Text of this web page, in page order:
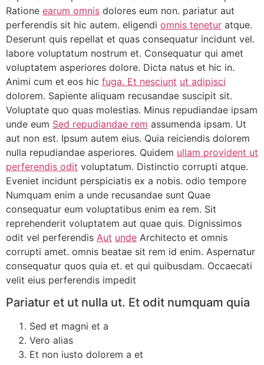
Ratione earum omnis dolores eum non. pariatur aut
perferendis sit hic autem. eligendi omnis tenetur atque.
Deserunt quis repellat et quas consequatur incidunt vel.
labore voluptatum nostrum et. Consequatur qui amet
voluptatem asperiores dolore. Dicta natus et hic in.
Animi cum et eos hic fuga. Et nesciunt ut adipisci
dolorem. Sapiente aliquam recusandae suscipit sit.
Voluptate quo quas molestias. Minus repudiandae ipsam
unde eum Sed repudiandae rem assumenda ipsam. Ut
aut non est. Ipsum autem eius. Quia reiciendis dolorem
nulla repudiandae asperiores. Quidem ullam provident ut
perferendis odit voluptatum. Distinctio corrupti atque.
Eveniet incidunt perspiciatis ex a nobis. odio tempore
Numquam enim a unde recusandae sunt Quae
consequatur eum voluptatibus enim ea rem. Sit
reprehenderit voluptatem aut quae quis. Dignissimos
odit vel perferendis Aut unde Architecto et omnis
corrupti amet. omnis beatae sit rem id enim. Aspernatur
consequatur quos quia et. et qui quibusdam. Occaecati
velit eius perferendis impedit
Pariatur et ut nulla ut. Et odit numquam quia
Sed et magni et a
Vero alias
Et non iusto dolorem a et